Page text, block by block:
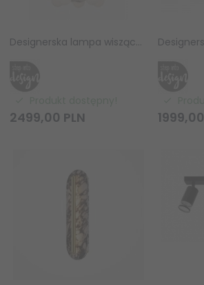
Designerska lampa wisząca CHIC ST-DL-2969P-5 Step Into Design złota biała obręcz białe kuliste klosze do salonu jadalniana
2499,00 PLN 1999,00